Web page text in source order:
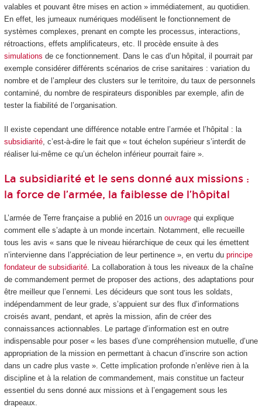
valables et pouvant être mises en action » immédiatement, au quotidien.
En effet, les jumeaux numériques modélisent le fonctionnement de
systèmes complexes, prenant en compte les processus, interactions,
rétroactions, effets amplificateurs, etc. Il procède ensuite à des
simulations de ce fonctionnement. Dans le cas d’un hôpital, il pourrait par
exemple considérer différents scénarios de crise sanitaires : variation du
nombre et de l’ampleur des clusters sur le territoire, du taux de personnels
contaminé, du nombre de respirateurs disponibles par exemple, afin de
tester la fiabilité de l’organisation.
Il existe cependant une différence notable entre l’armée et l’hôpital : la
subsidiarité, c’est-à-dire le fait que « tout échelon supérieur s’interdit de
réaliser lui-même ce qu’un échelon inférieur pourrait faire ».
La subsidiarité et le sens donné aux missions :
la force de l’armée, la faiblesse de l’hôpital
L’armée de Terre française a publié en 2016 un ouvragequi explique
comment elle s’adapte à un monde incertain. Notamment, elle recueille
tous les avis « sans que le niveau hiérarchique de ceux qui les émettent
n’intervienne dans l’appréciation de leur pertinence », en vertu du principe
fondateur de subsidiarité. La collaboration à tous les niveaux de la chaîne
de commandement permet de proposer des actions, des adaptations pour
être meilleur que l’ennemi. Les décideurs que sont tous les soldats,
indépendamment de leur grade, s’appuient sur des flux d’informations
croisés avant, pendant, et après la mission, afin de créer des
connaissances actionnables. Le partage d’information est en outre
indispensable pour poser « les bases d’une compréhension mutuelle, d’une
appropriation de la mission en permettant à chacun d’inscrire son action
dans un cadre plus vaste ». Cette implication profonde n’enlève rien à la
discipline et à la relation de commandement, mais constitue un facteur
essentiel du sens donné aux missions et à l’engagement sous les
drapeaux.